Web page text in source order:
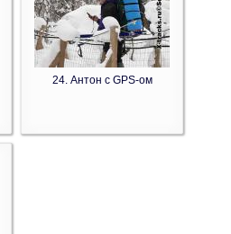
24. Антон с GPS-ом